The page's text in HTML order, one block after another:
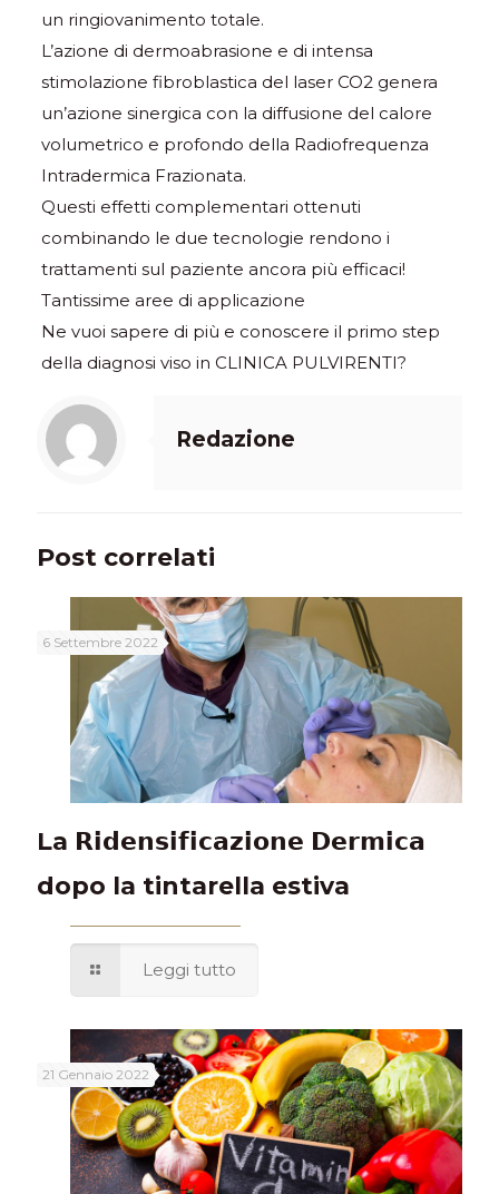
un ringiovanimento totale.
L’azione di dermoabrasione e di intensa
stimolazione fibroblastica del laser CO2 genera
un’azione sinergica con la diffusione del calore
volumetrico e profondo della Radiofrequenza
Intradermica Frazionata.
Questi effetti complementari ottenuti
combinando le due tecnologie rendono i
trattamenti sul paziente ancora più efficaci!
Tantissime aree di applicazione
Ne vuoi sapere di più e conoscere il primo step
della diagnosi viso in CLINICA PULVIRENTI?
Redazione
Post correlati
6 Settembre 2022
La 𝗥𝗶𝗱𝗲𝗻𝘀𝗶𝗳𝗶𝗰𝗮𝘇𝗶𝗼𝗻𝗲 𝗗𝗲𝗿𝗺𝗶𝗰𝗮
dopo la tintarella estiva
Leggi tutto
21 Gennaio 2022